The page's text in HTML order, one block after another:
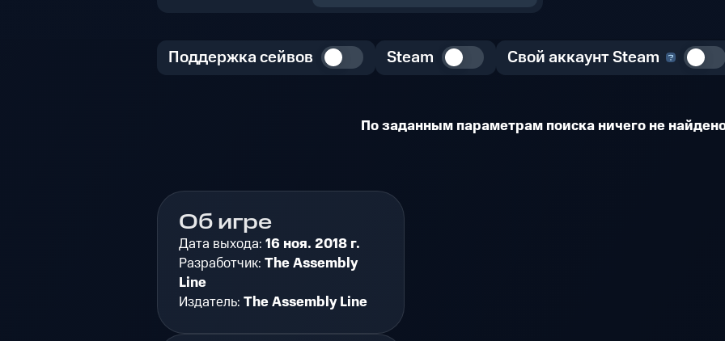
Поддержка сейвов Steam Свой аккаунт Steam
По заданным параметрам поиска ничего не
Об игре
Дата выхода: 16 ноя. 2018 г.
Разработчик: The Assembly
Line
Издатель: The Assembly Line